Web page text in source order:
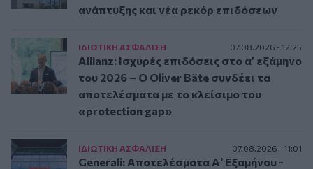
ανάπτυξης και νέα ρεκόρ επιδόσεων
ΙΔΙΩΤΙΚΗ ΑΣΦAΛΙΣΗ 07.08.2026 - 12:25
Allianz: Ισχυρές επιδόσεις στο α’ εξάμηνο
του 2026 – Ο Oliver Bäte συνδέει τα
αποτελέσματα με το κλείσιμο του
«protection gap»
ΙΔΙΩΤΙΚΗ ΑΣΦAΛΙΣΗ 07.08.2026 - 11:01
Generali: Αποτελέσματα Α' Εξαμήνου -